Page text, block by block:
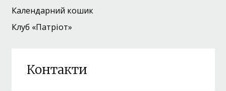
Календарний кошик
Клуб «Патріот»
Контакти